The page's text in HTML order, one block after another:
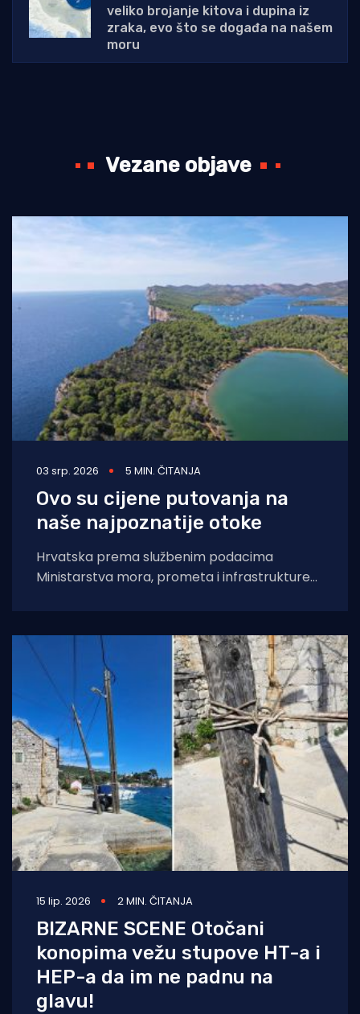
veliko brojanje kitova i dupina iz
zraka, evo što se događa na našem
moru
Vezane objave
03 srp. 2026 5 MIN. ČITANJA
Ovo su cijene putovanja na
naše najpoznatije otoke
Hrvatska prema službenim podacima
Ministarstva mora, prometa i infrastrukture
15 lip. 2026 2 MIN. ČITANJA
BIZARNE SCENE Otočani
konopima vežu stupove HT-a i
HEP-a da im ne padnu na
glavu!